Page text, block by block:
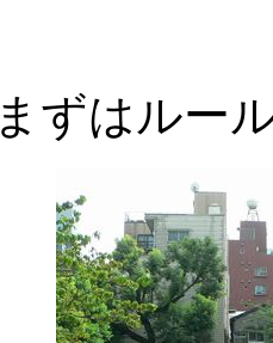
まずはルー